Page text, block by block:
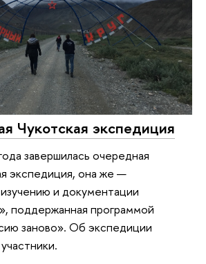
Чукотская экспедиция
завершилась очередная
экспедиция, она же —
и документации
поддержанная программой
заново». Об экспедиции